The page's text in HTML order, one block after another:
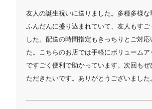
友人の誕生祝いに送りました。多種多様
ふんだんに盛り込まれていて、友人もすご
した。配送の時間指定もきっちりとご対応
た。こちらのお店では手軽にボリューム
ですごく便利で助かっています。次回も
ただきたいです。ありがとうございました